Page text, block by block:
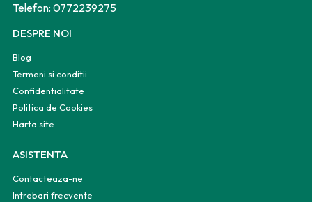
Telefon: 0772239275
DESPRE NOI
Blog
Termeni si conditii
Confidentialitate
Politica de Cookies
Harta site
ASISTENTA
Contacteaza-ne
Intrebari frecvente